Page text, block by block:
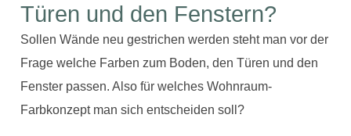
Türen und den Fenstern?
Sollen Wände neu gestrichen werden steht man vor der
Frage welche Farben zum Boden, den Türen und den
Fenster passen. Also für welches Wohnraum-
Farbkonzept man sich entscheiden soll?